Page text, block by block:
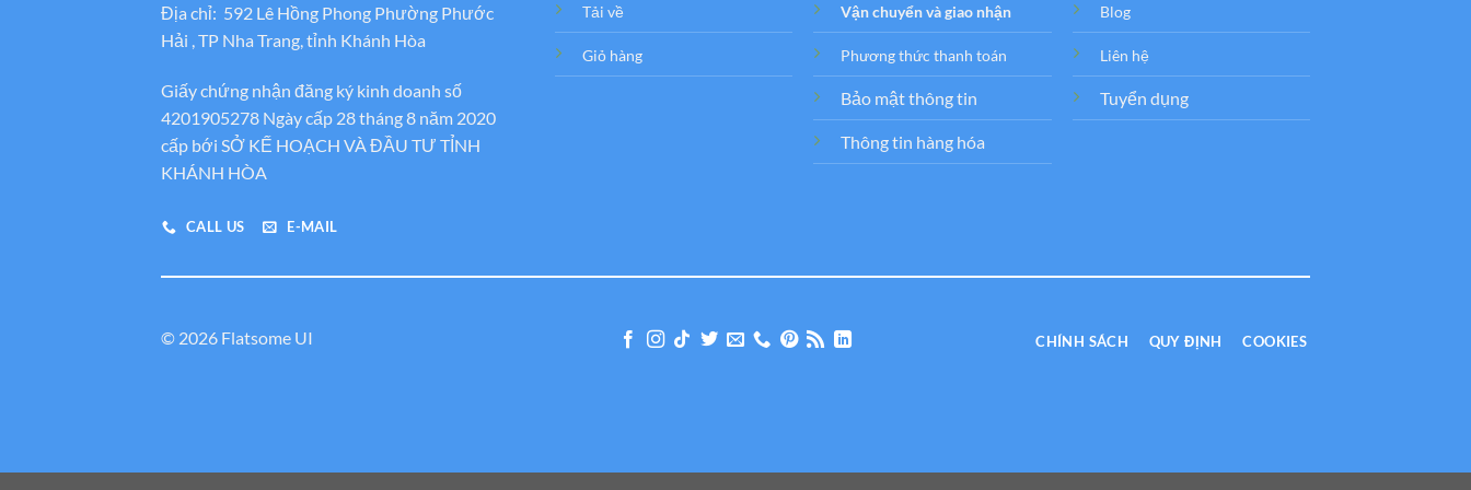
Địa chỉ: 592 Lê Hồng Phong Phường Phước
Hải , TP Nha Trang, tỉnh Khánh Hòa
Giấy chứng nhận đăng ký kinh doanh số
4201905278 Ngày cấp 28 tháng 8 năm 2020
cấp bới SỞ KẾ HOẠCH VÀ ĐẦU TƯ TỈNH
KHÁNH HÒA
CALL US E-MAIL
Tải về
Giỏ hàng
Vận chuyển và giao nhận
Phương thức thanh toán
Bảo mật thông tin
Thông tin hàng hóa
Blog
Liên hệ
Tuyển dụng
© 2026 Flatsome UI CHÍNH SÁCH QUY ĐỊNH COOKIES